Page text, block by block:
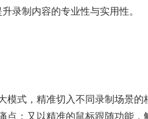
录制内容的专业性与实用性。
模式，精准切入不同录制场景
点；又以精准的鼠标跟随功能